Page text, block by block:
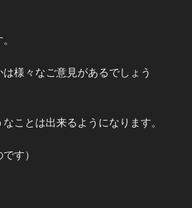
様々なご意見があるでしょう
ことは出来るようになります。
す）